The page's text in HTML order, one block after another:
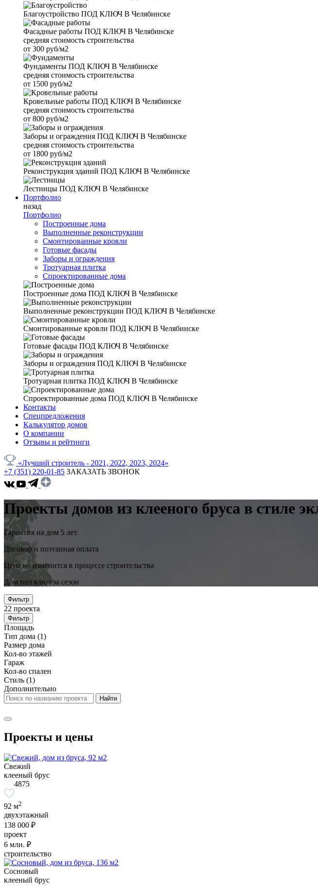
Благоустройство ПОД КЛЮЧ В Челябинске
Фасадные работы ПОД КЛЮЧ В Челябинске
средняя стоимость строительства
от 300 руб/м2
Фундаменты ПОД КЛЮЧ В Челябинске
средняя стоимость строительства
от 1500 руб/м2
Кровельные работы ПОД КЛЮЧ В Челябинске
средняя стоимость строительства
от 800 руб/м2
Заборы и ограждения ПОД КЛЮЧ В Челябинске
средняя стоимость строительства
от 1800 руб/м2
Реконструкция зданий ПОД КЛЮЧ В Челябинске
Лестницы ПОД КЛЮЧ В Челябинске
Портфолио
назад
Портфолио
Построенные дома
Выполненные реконструкции
Смонтированные кровли
Готовые фасады
Заборы и ограждения
Тротуарная плитка
Спроектированные дома
Построенные дома ПОД КЛЮЧ В Челябинске
Выполненные реконструкции ПОД КЛЮЧ В Челябинске
Смонтированные кровли ПОД КЛЮЧ В Челябинске
Готовые фасады ПОД КЛЮЧ В Челябинске
Заборы и ограждения ПОД КЛЮЧ В Челябинске
Тротуарная плитка ПОД КЛЮЧ В Челябинске
Спроектированные дома ПОД КЛЮЧ В Челябинске
Контакты
Спецпредложения
Калькулятор домов
О компании
Отзывы и рейтинги
«Лучший строитель - 2021, 2022, 2023, 2024»
+7 (351) 220-01-85 ЗАКАЗАТЬ ЗВОНОК
Проекты домов из клееного бруса в стиле
Гарантия на дом 5 лет
Договор и поэтапная оплата
Цена не изменится в процессе строительства
Дом под ключ за сезон
Фильтр
22 проекта
Фильтр
Площадь
Тип дома (1)
Размер дома
Кол-во этажей
Гараж
Кол-во спален
Стиль (1)
Дополнительно
Проекты и цены
Свежий
клееный брус
4875
92 м2
двухэтажный
138 000 ₽
проект
6 млн. ₽
строительство
Сосновый
клееный брус